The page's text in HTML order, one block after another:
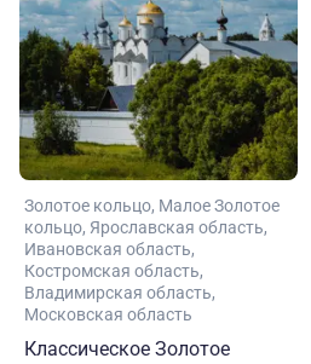
Золотое кольцо Малое Золотое
кольцо Ярославская область
Ивановская область
Костромская область
Владимирская область
Московская область
Классическое Золотое